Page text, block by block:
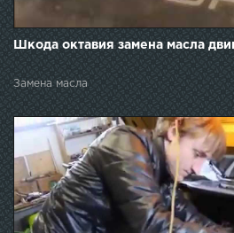
Шкода октавия замена масла
Замена масла